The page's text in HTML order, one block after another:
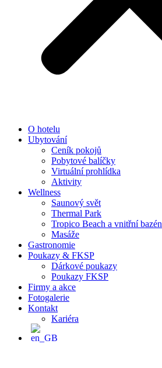
O hotelu
Ubytování
Ceník pokojů
Pobytové balíčky
Virtuální prohlídka
Aktivity
Wellness
Saunový svět
Thermal Park
Tropico Beach a vnitřní bazén
Masáže
Gastronomie
Poukazy & FKSP
Dárkové poukazy
Poukazy FKSP
Firmy a akce
Fotogalerie
Kontakt
Kariéra